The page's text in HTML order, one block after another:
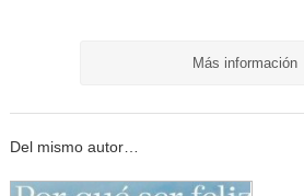
Más información
Del mismo autor…